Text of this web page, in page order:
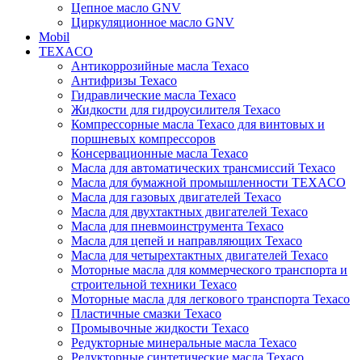
Цепное масло GNV
Циркуляционное масло GNV
Mobil
TEXACO
Антикоррозийные масла Texaco
Антифризы Texaco
Гидравлические масла Texaco
Жидкости для гидроусилителя Texaco
Компрессорные масла Texaco для винтовых и
поршневых компрессоров
Консервационные масла Texaco
Масла для автоматических трансмиссий Texaco
Масла для бумажной промышленности TEXACO
Масла для газовых двигателей Texaco
Масла для двухтактных двигателей Texaco
Масла для пневмоинструмента Texaco
Масла для цепей и направляющих Texaco
Масла для четырехтактных двигателей Texaco
Моторные масла для коммерческого транспорта и
строительной техники Texaco
Моторные масла для легкового транспорта Texaco
Пластичные смазки Texaco
Промывочные жидкости Texaco
Редукторные минеральные масла Texaco
Редукторные синтетические масла Texaco